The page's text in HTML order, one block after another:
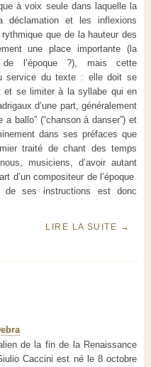
à voix seule dans laquelle la
déclamation et les inflexions
que de la hauteur des
une place importante (la
l’époque ?), mais cette
service du texte : elle doit se
et se limiter à la syllabe qui en
d’une part, généralement
ballo” (“chanson à danser”) et
dans ses préfaces que
traité de chant des temps
musiciens, d’avoir autant
d’un compositeur de l’époque.
ses instructions est donc
LIRE LA SUITE →
de la fin de la Renaissance
Caccini est né le 8 octobre